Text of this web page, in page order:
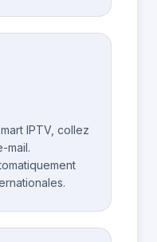
IPTV, collez
mail.